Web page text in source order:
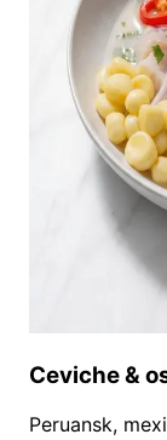
Ceviche &
Peruansk,